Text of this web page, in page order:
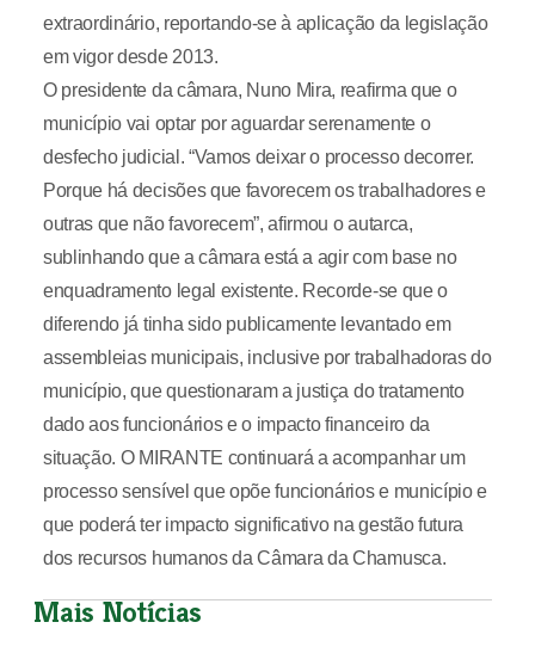
extraordinário, reportando-se à aplicação da legislação
em vigor desde 2013.
O presidente da câmara, Nuno Mira, reafirma que o
município vai optar por aguardar serenamente o
desfecho judicial. “Vamos deixar o processo decorrer.
Porque há decisões que favorecem os trabalhadores e
outras que não favorecem”, afirmou o autarca,
sublinhando que a câmara está a agir com base no
enquadramento legal existente. Recorde-se que o
diferendo já tinha sido publicamente levantado em
assembleias municipais, inclusive por trabalhadoras do
município, que questionaram a justiça do tratamento
dado aos funcionários e o impacto financeiro da
situação. O MIRANTE continuará a acompanhar um
processo sensível que opõe funcionários e município e
que poderá ter impacto significativo na gestão futura
dos recursos humanos da Câmara da Chamusca.
Mais Notícias